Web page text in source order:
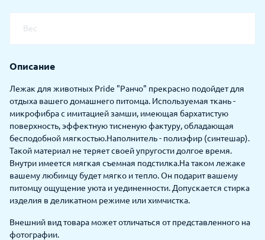
Вес
Описание
Лежак для животных Pride "Ранчо" прекрасно подойдет для
отдыха вашего домашнего питомца. Используемая ткань -
микрофибра с имитацией замши, имеющая бархатистую
поверхность, эффектную тисненую фактуру, обладающая
бесподобной мягкостью.Наполнитель - полиэфир (синтешар).
Такой материал не теряет своей упругости долгое время.
Внутри имеется мягкая съемная подстилка.На таком лежаке
вашему любимцу будет мягко и тепло. Он подарит вашему
питомцу ощущение уюта и уединенности. Допускается стирка
изделия в деликатном режиме или химчистка.
Внешний вид товара может отличаться от представленного на
фотографии.